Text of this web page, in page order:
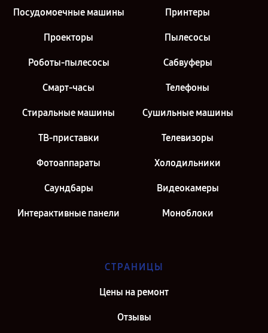
Посудомоечные машины Принтеры
Проекторы Пылесосы
Роботы-пылесосы Сабвуферы
Смарт-часы Телефоны
Стиральные машины Сушильные машины
ТВ-приставки Телевизоры
Фотоаппараты Холодильники
Саундбары Видеокамеры
Интерактивные панели Моноблоки
СТРАНИЦЫ
Цены на ремонт
Отзывы